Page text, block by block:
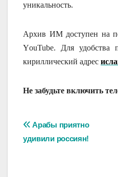
уникальность.
Архив ИМ доступен на
YоuTube. Для удобства
кириллический адрес
Не забудьте включить
Навигация
по
Арабы приятно
удивили россиян!